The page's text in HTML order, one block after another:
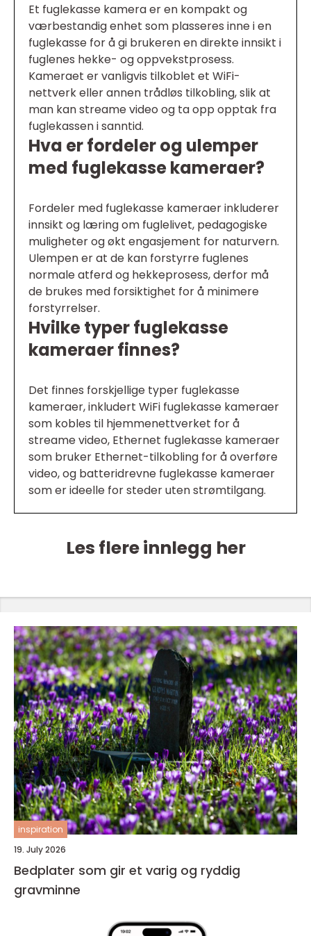
Et fuglekasse kamera er en kompakt og
værbestandig enhet som plasseres inne i en
fuglekasse for å gi brukeren en direkte innsikt i
fuglenes hekke- og oppvekstprosess.
Kameraet er vanligvis tilkoblet et WiFi-
nettverk eller annen trådløs tilkobling, slik at
man kan streame video og ta opp opptak fra
fuglekassen i sanntid.
Hva er fordeler og ulemper
med fuglekasse kameraer?
Fordeler med fuglekasse kameraer inkluderer
innsikt og læring om fuglelivet, pedagogiske
muligheter og økt engasjement for naturvern.
Ulempen er at de kan forstyrre fuglenes
normale atferd og hekkeprosess, derfor må
de brukes med forsiktighet for å minimere
forstyrrelser.
Hvilke typer fuglekasse
kameraer finnes?
Det finnes forskjellige typer fuglekasse
kameraer, inkludert WiFi fuglekasse kameraer
som kobles til hjemmenettverket for å
streame video, Ethernet fuglekasse kameraer
som bruker Ethernet-tilkobling for å overføre
video, og batteridrevne fuglekasse kameraer
som er ideelle for steder uten strømtilgang.
Les flere innlegg her
inspiration
19. July 2026
Bedplater som gir et varig og ryddig
gravminne